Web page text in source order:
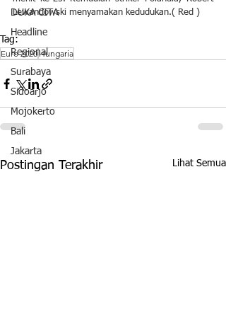
DUKA CITA
Headline
Regional
Surabaya
Sidoarjo
Mojokerto
Bali
Jakarta
Lewandowski menyamakan kedudukan.( Red )
Tag:
Euro 2020Hungaria
Postingan Terakhir Lihat Semua